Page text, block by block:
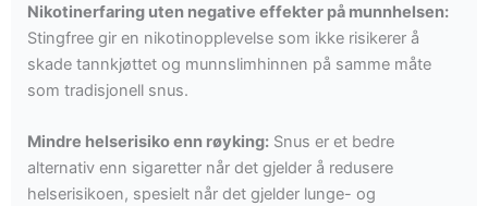
Nikotinerfaring uten negative effekter på munnhelsen:
Stingfree gir en nikotinopplevelse som ikke risikerer å
skade tannkjøttet og munnslimhinnen på samme måte
som tradisjonell snus.
Mindre helserisiko enn røyking:Snus er et bedre
alternativ enn sigaretter når det gjelder å redusere
helserisikoen, spesielt når det gjelder lunge- og